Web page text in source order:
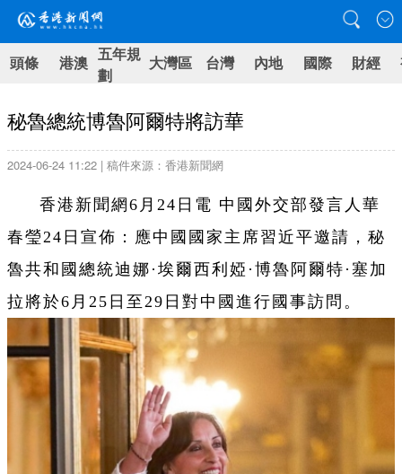
頭條 港澳 五年規
劃
大灣區 台灣 內地 國際 財經
秘魯總統博魯阿爾特將訪華
2024-06-24 11:22 | 稿件來源：香港新聞網
香港新聞網6月24日電 中國外交部發言人華
春瑩24日宣佈：應中國國家主席習近平邀請，秘
魯共和國總統迪娜·埃爾西利婭·博魯阿爾特·塞加
拉將於6月25日至29日對中國進行國事訪問。